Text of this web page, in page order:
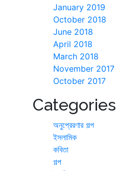
January 2019
October 2018
June 2018
April 2018
March 2018
November 2017
October 2017
Categories
অনুপ্রেরণার গল্প
ইসলামিক
কবিতা
গল্প